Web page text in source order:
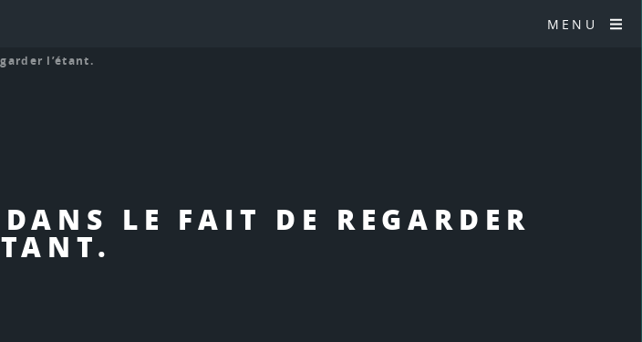
MENU
LE FAIT DE REGARDER
l’étant.